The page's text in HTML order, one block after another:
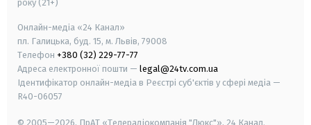
року (21+)
Онлайн-медіа «24 Канал»
пл. Галицька, буд. 15, м. Львів, 79008
Телефон +380 (32) 229-77-77
Адреса електронної пошти — legal@24tv.com.ua
Ідентифікатор онлайн-медіа в Реєстрі суб'єктів у сфері медіа —
R40-06057
© 2005—2026, ПрАТ «Телерадіокомпанія "Люкс"», 24 Канал.